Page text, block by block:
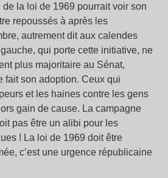
la loi de 1969 pourrait voir son
repoussés à après les
autrement dit aux calendes
qui porte cette initiative, ne
plus majoritaire au Sénat,
fait son adoption. Ceux qui
et les haines contre les gens
gain de cause. La campagne
pas être un alibi pour les
! La loi de 1969 doit être
c’est une urgence républicaine